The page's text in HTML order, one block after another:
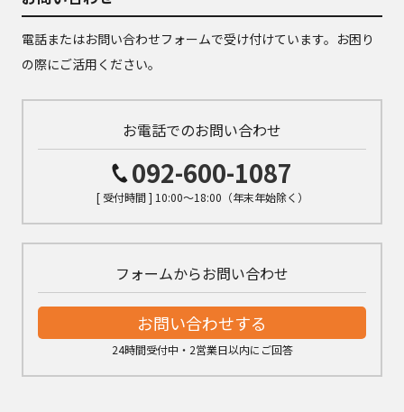
電話またはお問い合わせフォームで受け付けています。お困り
の際にご活用ください。
お電話でのお問い合わせ
092-600-1087
[ 受付時間 ] 10:00～18:00（年末年始除く）
フォームからお問い合わせ
お問い合わせする
24時間受付中・2営業日以内にご回答